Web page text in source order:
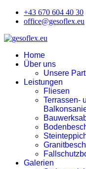
+43 670 604 40 30
office@gesoflex.eu
Home
Über uns
Unsere
Leistungen
Fliesen
Terrassen-
Galerien